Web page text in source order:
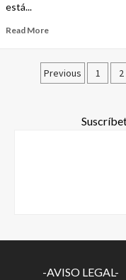
está...
Read More
Previous 1 2
-AVISO LEGAL-